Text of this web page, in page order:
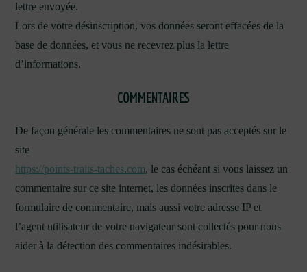
lettre envoyée.
Lors de votre désinscription, vos données seront effacées de la
base de données, et vous ne recevrez plus la lettre
d’informations.
COMMENTAIRES
De façon générale les commentaires ne sont pas acceptés sur le
site
https://points-traits-taches.com, le cas échéant si vous laissez un
commentaire sur ce site internet, les données inscrites dans le
formulaire de commentaire, mais aussi votre adresse IP et
l’agent utilisateur de votre navigateur sont collectés pour nous
aider à la détection des commentaires indésirables.